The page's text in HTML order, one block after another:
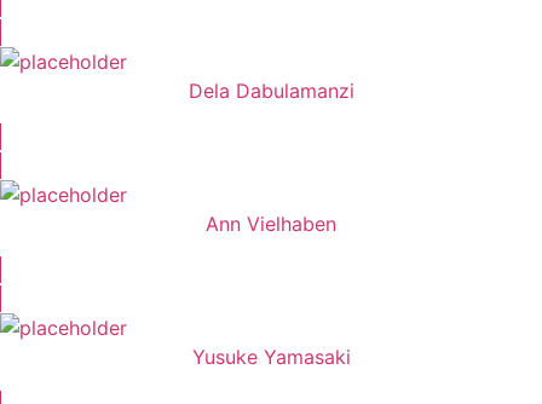
Dela Dabulamanzi
Ann Vielhaben
Yusuke Yamasaki